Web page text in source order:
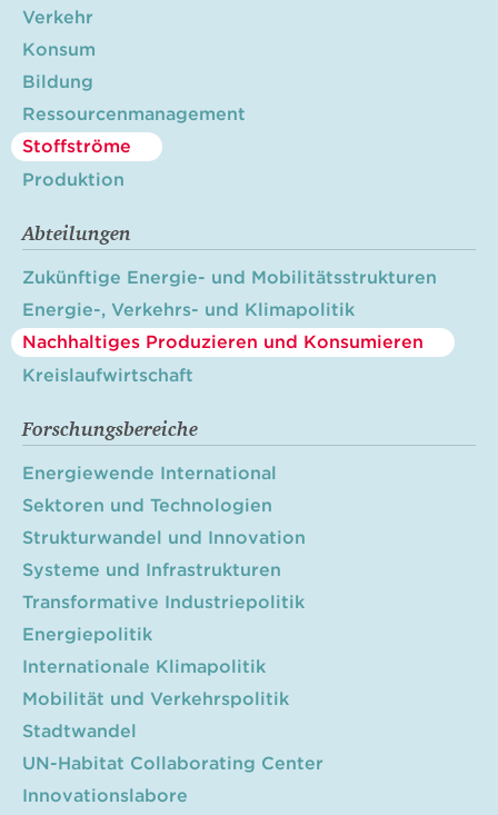
Verkehr
Konsum
Bildung
Ressourcenmanagement
Stoffströme
Produktion
Abteilungen
Zukünftige Energie- und Mobilitätsstrukturen
Energie-, Verkehrs- und Klimapolitik
Nachhaltiges Produzieren und Konsumieren
Kreislaufwirtschaft
Forschungsbereiche
Energiewende International
Sektoren und Technologien
Strukturwandel und Innovation
Systeme und Infrastrukturen
Transformative Industriepolitik
Energiepolitik
Internationale Klimapolitik
Mobilität und Verkehrspolitik
Stadtwandel
UN-Habitat Collaborating Center
Innovationslabore